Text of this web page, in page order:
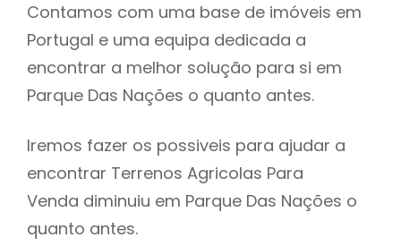
Contamos com uma base de imóveis em
Portugal e uma equipa dedicada a
encontrar a melhor solução para si em
Parque Das Nações o quanto antes.
Iremos fazer os possiveis para ajudar a
encontrar Terrenos Agricolas Para
Venda diminuiu em Parque Das Nações o
quanto antes.